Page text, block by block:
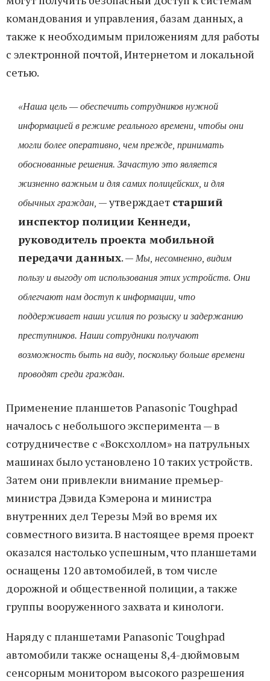
командования и управления, базам данных, а
также к необходимым приложениям для работы
с электронной почтой, Интернетом и локальной
сетью.
«Наша цель — обеспечить сотрудников нужной
информацией в режиме реального времени, чтобы они
могли более оперативно, чем прежде, принимать
обоснованные решения. Зачастую это является
жизненно важным и для самих полицейских, и для
обычных граждан, — утверждает старший
инспектор полиции Кеннеди,
руководитель проекта мобильной
передачи данных. — Мы, несомненно, видим
пользу и выгоду от использования этих устройств. Они
облегчают нам доступ к информации, что
поддерживает наши усилия по розыску и задержанию
преступников. Наши сотрудники получают
возможность быть на виду, поскольку больше времени
проводят среди граждан.
Применение планшетов Panasonic Toughpad
началось с небольшого эксперимента — в
сотрудничестве с «Воксхоллом» на патрульных
машинах было установлено 10 таких устройств.
Затем они привлекли внимание премьер-
министра Дэвида Кэмерона и министра
внутренних дел Терезы Мэй во время их
совместного визита. В настоящее время проект
оказался настолько успешным, что планшетами
оснащены 120 автомобилей, в том числе
дорожной и общественной полиции, а также
группы вооруженного захвата и кинологи.
Наряду с планшетами Panasonic Toughpad
автомобили также оснащены 8,4-дюймовым
сенсорным монитором высокого разрешения